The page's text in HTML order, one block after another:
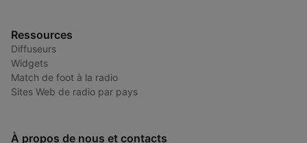
Ressources
Diffuseurs
Widgets
Match de foot à la radio
Sites Web de radio par pays
À propos de nous et contacts